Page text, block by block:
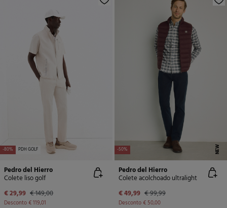
-80% PDH GOLF
Pedro del Hierro
Colete liso golf
€ 29,99 € 149,00
Desconto€ 119,01
-50% NEW
Pedro del Hierro
Colete acolchoado ultralight
€ 49,99 € 99,99
Desconto€ 50,00